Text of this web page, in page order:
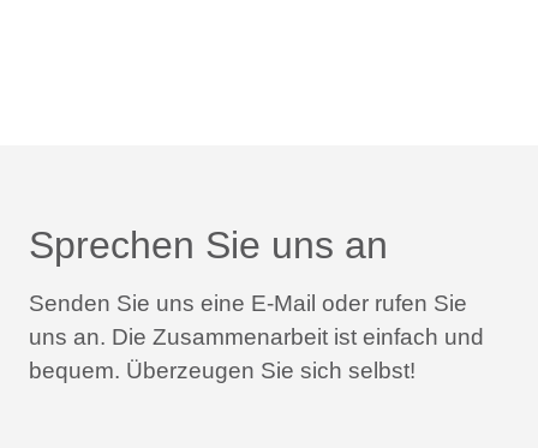
Sprechen Sie uns an
Senden Sie uns eine E-Mail oder rufen Sie
uns an. Die Zusammenarbeit ist einfach und
bequem. Überzeugen Sie sich selbst!